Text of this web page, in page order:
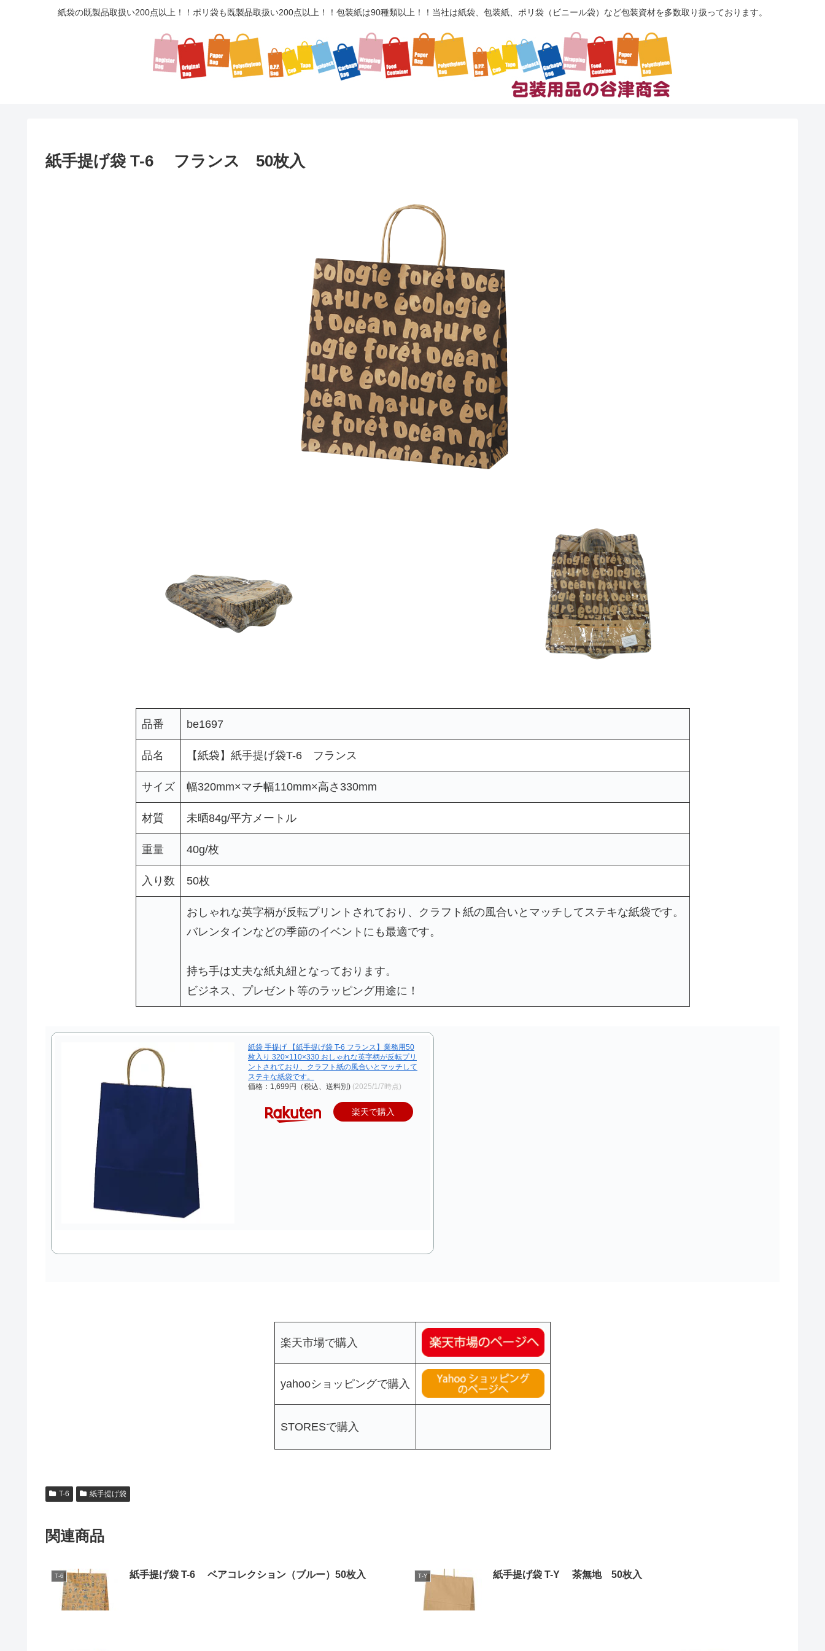
紙袋の既製品取扱い200点以上！！ポリ袋も既製品取扱い200点以上！！包装紙は90種類以上！！当社は紙袋、包装紙、ポリ袋（ビニール袋）など包装資材を多数取り扱っております。
紙手提げ袋 T-6 フランス 50枚入
品番 be1697
品名 【紙袋】紙手提げ袋T-6 フランス
サイズ 幅320mm×マチ幅110mm×高さ330mm
材質 未晒84g/平方メートル
重量 40g/枚
入り数 50枚
おしゃれな英字柄が反転プリントされており、クラフト紙の風合いとマッチしてステキな紙袋です。
バレンタインなどの季節のイベントにも最適です。
持ち手は丈夫な紙丸紐となっております。
ビジネス、プレゼント等のラッピング用途に！
紙袋 手提げ 【紙手提げ袋 T-6 フランス】業務用50
枚入り 320×110×330 おしゃれな英字柄が反転プリ
ントされており、クラフト紙の風合いとマッチして
ステキな紙袋です。
価格：1,699円（税込、送料別) (2025/1/7時点)
楽天で購入
楽天市場で購入
yahooショッピングで購入
STORESで購入
T-6 紙手提げ袋
関連商品
T-6 紙手提げ袋 T-6 ベアコレクション（ブルー）50枚入 T-Y 紙手提げ袋 T-Y 茶無地 50枚入